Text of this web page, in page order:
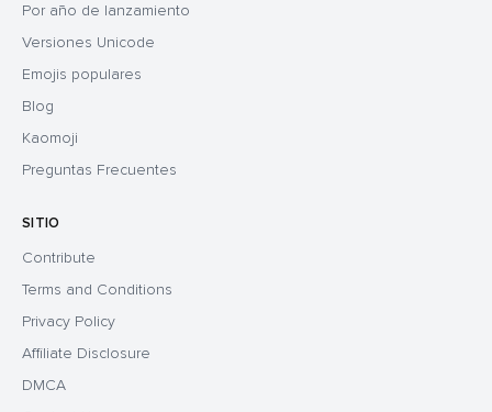
Por año de lanzamiento
Versiones Unicode
Emojis populares
Blog
Kaomoji
Preguntas Frecuentes
SITIO
Contribute
Terms and Conditions
Privacy Policy
Affiliate Disclosure
DMCA